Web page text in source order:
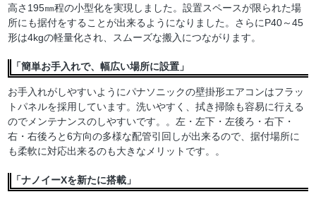
高さ195㎜程の小型化を実現しました。設置スペースが限られた場
所にも据付をすることが出来るようになりました。さらにP40～45
形は4kgの軽量化され、スムーズな搬入につながります。
「簡単お手入れで、幅広い場所に設置」
お手入れがしやすいようにパナソニックの壁掛形エアコンはフラッ
トパネルを採用しています。洗いやすく、拭き掃除も容易に行える
のでメンテナンスのしやすいです。。左・左下・左後ろ・右下・
右・右後ろと6方向の多様な配管引回しが出来るので、据付場所に
も柔軟に対応出来るのも大きなメリットです。。
「ナノイーXを新たに搭載」